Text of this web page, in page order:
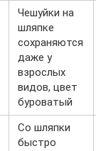
Чешуйки на
шляпке
сохраняются
даже у
взрослых
видов, цвет
буроватый
Со шляпки
быстро